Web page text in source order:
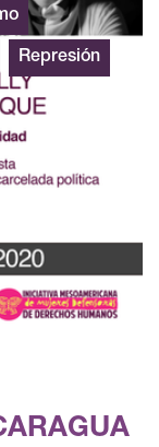
Represión